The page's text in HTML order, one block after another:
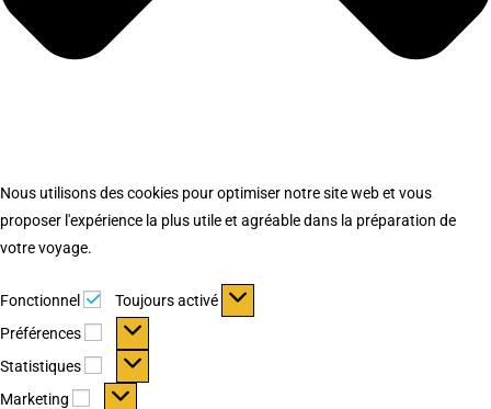
Nous utilisons des cookies pour optimiser notre site web et vous
proposer l'expérience la plus utile et agréable dans la préparation de
votre voyage.
Fonctionnel Fonctionnel
Toujours activé
Préférences
Préférences
Statistiques Statistiques
Marketing Marketing